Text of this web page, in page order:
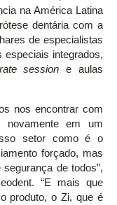
na América Latina
dentária com a
de especialistas
integrados,
session e aulas
nos encontrar com
novamente em um
setor como é o
forçado, mas
de todos”,
“E mais que
produto, o Zi, que é